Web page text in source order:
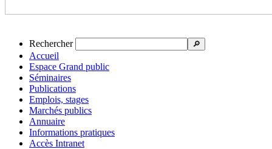
Rechercher 🔎
Accueil
Espace Grand public
Séminaires
Publications
Emplois, stages
Marchés publics
Annuaire
Informations pratiques
Accès Intranet